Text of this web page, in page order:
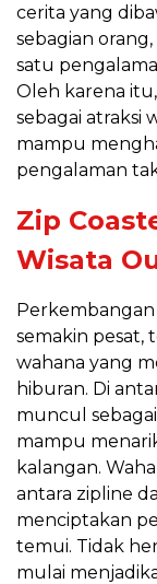
cerita yang
sebagian
satu
Oleh karena
sebagai atraksi
mampu
pengalaman
Zip
Wisata
semakin pesat,
wahana yang
hiburan. Di
muncul
mampu
kalangan.
antara zipline
menciptakan
temui. Tidak
mulai